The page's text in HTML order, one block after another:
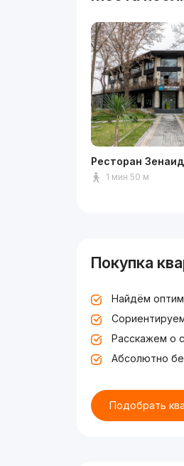
Ресторан
1 мин 50 м
Покупка
Найдём
Расскажем о
Абсолютно
Подобрать